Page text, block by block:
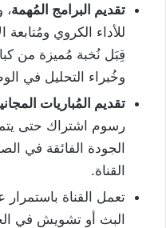
تقديم البرامج المُهمة،
للأداء الكروي
قِبَل نُخبة مُميزة من
وخُبراء التحليل في
تقديم المُباريات
رسوم اشتراك حتى
الجودة الفائقة في
القناة.
تعمل القناة
البث أو تشويش في